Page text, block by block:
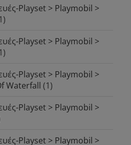
Playset > Playmobil >
Playset > Playmobil >
Playset > Playmobil >
Waterfall (1)
Playset > Playmobil >
Playset > Playmobil >